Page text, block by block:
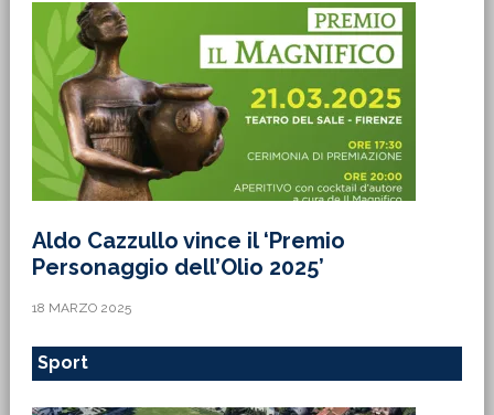
Aldo Cazzullo vince il ‘Premio
Personaggio dell’Olio 2025’
18 MARZO 2025
Sport